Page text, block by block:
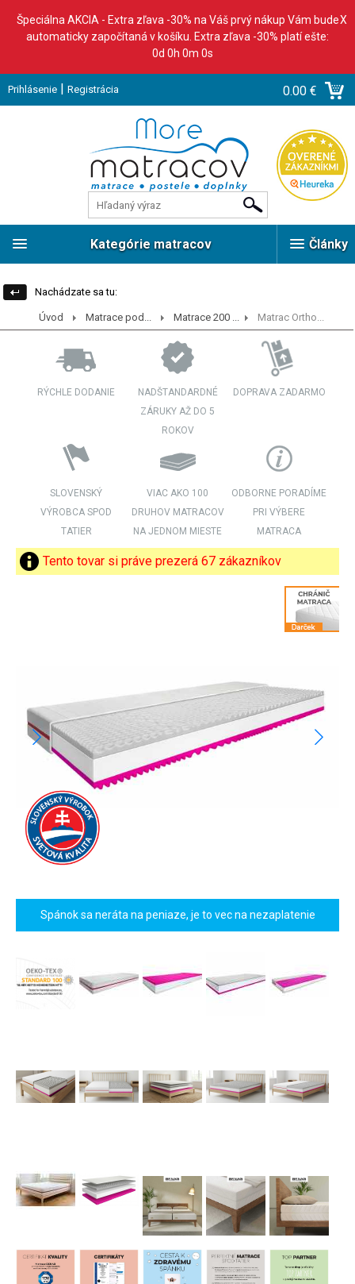
Špeciálna AKCIA - Extra zľava -30% na Váš prvý nákup Vám bude
automaticky započítaná v košíku. Extra zľava -30% platí ešte:
0d 0h 0m 0s
X
Prihlásenie | Registrácia 0.00 €
Články
Kategórie matracov
Nachádzate sa tu:
Úvod Matrace pod... Matrace 200 ... Matrac Ortho...
RÝCHLE DODANIE
NADŠTANDARDNÉ
ZÁRUKY AŽ DO 5
ROKOV
DOPRAVA ZADARMO
SLOVENSKÝ
VÝROBCA SPOD
TATIER
VIAC AKO 100
DRUHOV MATRACOV
NA JEDNOM MIESTE
ODBORNE PORADÍME
PRI VÝBERE
MATRACA
Tento tovar si práve prezerá 67 zákazníkov
Spánok sa neráta na peniaze, je to vec na nezaplatenie